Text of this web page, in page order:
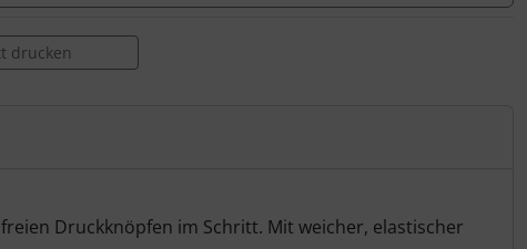
drucken
Druckknöpfen im Schritt. Mit weicher, elastischer